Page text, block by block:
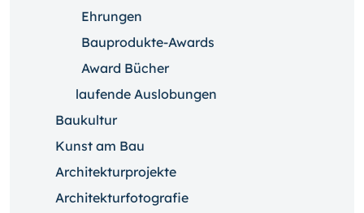
Ehrungen
Bauprodukte-Awards
Award Bücher
laufende Auslobungen
Baukultur
Kunst am Bau
Architekturprojekte
Architekturfotografie